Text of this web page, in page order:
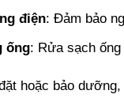
điện: Đảm bảo
ống: Rửa sạch
hoặc bảo dưỡng,